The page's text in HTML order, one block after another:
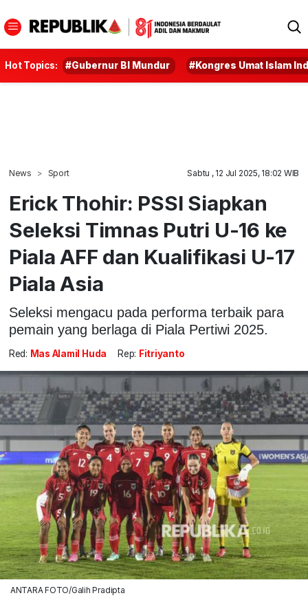
Hot Topics: #Gubernur BI Mundur #Kongres Umat Islam
News Sport Sabtu , 12 Jul 2025, 18:02 WIB
Erick Thohir: PSSI Siapkan
Seleksi Timnas Putri U-16 ke
Piala AFF dan Kualifikasi U-17
Piala Asia
Seleksi mengacu pada performa terbaik para
pemain yang berlaga di Piala Pertiwi 2025.
Red: Mas Alamil Huda Rep: Fitriyanto
ANTARA FOTO/Galih Pradipta